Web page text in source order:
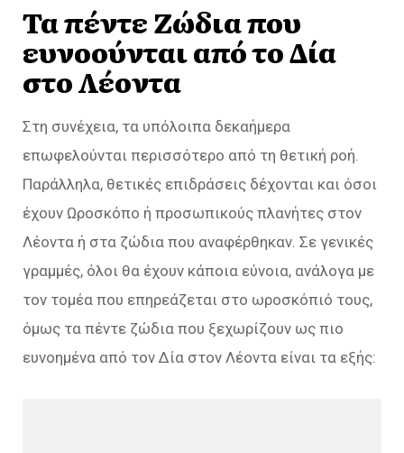
Τα πέντε Ζώδια που
ευνοούνται από το Δία
στο Λέοντα
Στη συνέχεια, τα υπόλοιπα δεκαήμερα
επωφελούνται περισσότερο από τη θετική ροή.
Παράλληλα, θετικές επιδράσεις δέχονται και όσοι
έχουν Ωροσκόπο ή προσωπικούς πλανήτες στον
Λέοντα ή στα ζώδια που αναφέρθηκαν. Σε γενικές
γραμμές, όλοι θα έχουν κάποια εύνοια, ανάλογα με
τον τομέα που επηρεάζεται στο ωροσκόπιό τους,
όμως τα πέντε ζώδια που ξεχωρίζουν ως πιο
ευνοημένα από τον Δία στον Λέοντα είναι τα εξής: